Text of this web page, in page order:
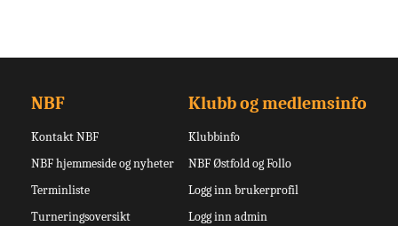
NBF
Kontakt NBF
NBF hjemmeside og nyheter
Terminliste
Turneringsoversikt
Klubb og medlemsinfo
Klubbinfo
NBF Østfold og Follo
Logg inn brukerprofil
Logg inn admin